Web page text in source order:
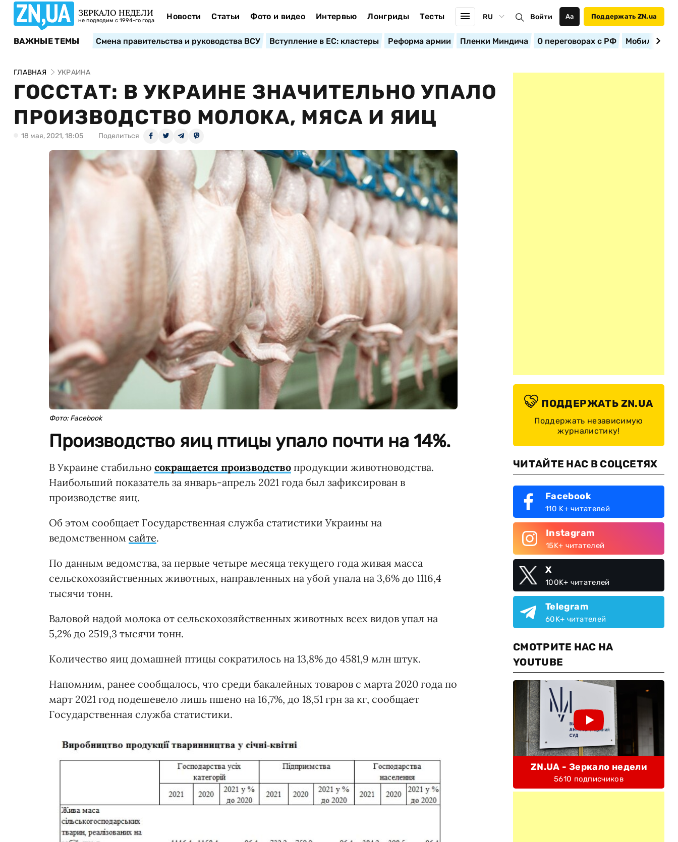
ЗЕРКАЛО НЕДЕЛИ
не подводим с 1994-го года Новости Статьи Фото и видео Интервью Лонгриды Тесты RU Войти Аа Поддержать ZN.ua
ВАЖНЫЕ ТЕМЫ Смена правительства и руководства ВСУ Вступление в ЕС: кластеры Реформа армии Пленки Миндича О переговорах с РФ
ГЛАВНАЯ УКРАИНА
ГОССТАТ: В УКРАИНЕ ЗНАЧИТЕЛЬНО УПАЛО
ПРОИЗВОДСТВО МОЛОКА, МЯСА И ЯИЦ
18 мая, 2021, 18:05 Поделиться
Фото: Facebook
Производство яиц птицы упало почти на 14%.
В Украине стабильно сокращается производство продукции животноводства.
Наибольший показатель за январь-апрель 2021 года был зафиксирован в
производстве яиц.
Об этом сообщает Государственная служба статистики Украины на
ведомственном сайте.
По данным ведомства, за первые четыре месяца текущего года живая масса
сельскохозяйственных животных, направленных на убой упала на 3,6% до 1116,4
тысячи тонн.
Валовой надой молока от сельскохозяйственных животных всех видов упал на
5,2% до 2519,3 тысячи тонн.
Количество яиц домашней птицы сократилось на 13,8% до 4581,9 млн штук.
Напомним, ранее сообщалось, что среди бакалейных товаров с марта 2020 года по
март 2021 год подешевело лишь пшено на 16,7%, до 18,51 грн за кг, сообщает
Государственная служба статистики.
ПОДДЕРЖАТЬ ZN.UA
Поддержать независимую
журналистику!
ЧИТАЙТЕ НАС В СОЦСЕТЯХ
Facebook
110 K+ читателей
Instagram
15K+ читателей
X
100K+ читателей
Telegram
60K+ читателей
СМОТРИТЕ НАС НА
YOUTUBE
ZN.UA - Зеркало недели
5610 подписчиков